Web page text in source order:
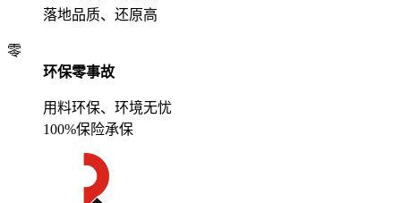
落地品质、还原高
零
环保零事故
用料环保、环境无忧
100%保险承保